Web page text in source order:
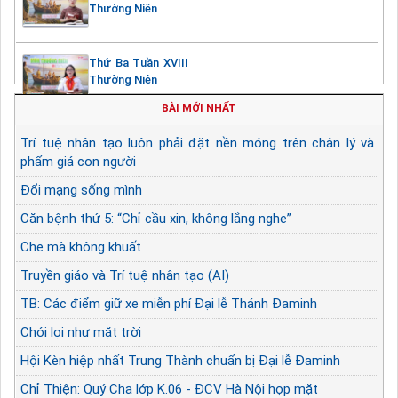
Thường Niên
Thứ Ba Tuần XVIII
Thường Niên
BÀI MỚI NHẤT
Trí tuệ nhân tạo luôn phải đặt nền móng trên chân lý và
phẩm giá con người
Đổi mạng sống mình
Căn bệnh thứ 5: “Chỉ cầu xin, không lắng nghe”
Che mà không khuất
Truyền giáo và Trí tuệ nhân tạo (AI)
TB: Các điểm giữ xe miễn phí Đại lễ Thánh Đaminh
Chói lọi như mặt trời
Hội Kèn hiệp nhất Trung Thành chuẩn bị Đại lễ Đaminh
Chỉ Thiện: Quý Cha lớp K.06 - ĐCV Hà Nội họp mặt